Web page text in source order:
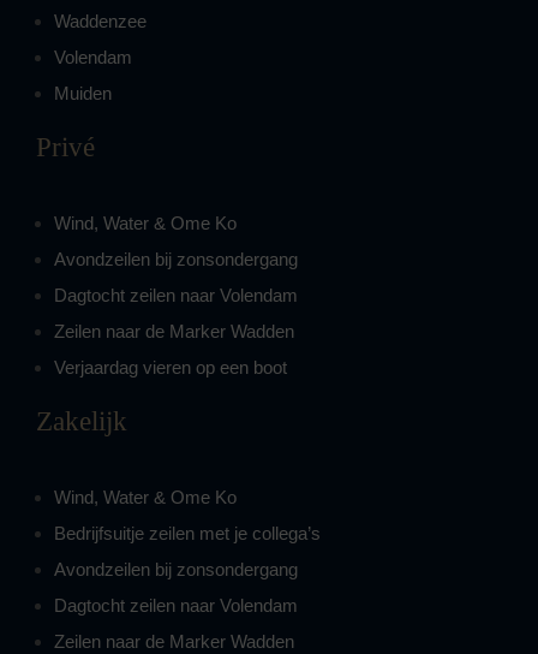
Waddenzee
Volendam
Muiden
Privé
Wind, Water & Ome Ko
Avondzeilen bij zonsondergang
Dagtocht zeilen naar Volendam
Zeilen naar de Marker Wadden
Verjaardag vieren op een boot
Zakelijk
Wind, Water & Ome Ko
Bedrijfsuitje zeilen met je collega’s
Avondzeilen bij zonsondergang
Dagtocht zeilen naar Volendam
Zeilen naar de Marker Wadden